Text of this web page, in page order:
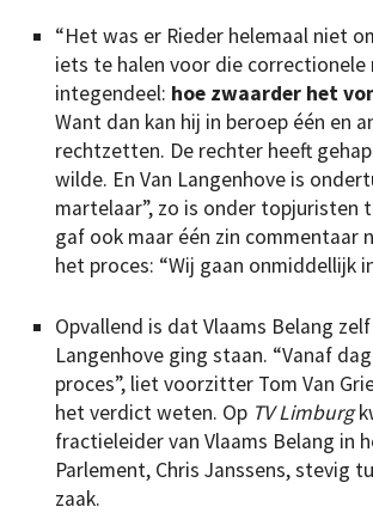
“Het was er Rieder helemaal niet
iets te halen voor die correctionele
integendeel: hoe zwaarder het
Want dan kan hij in beroep één en
rechtzetten. De rechter heeft
wilde. En Van Langenhove is
martelaar”, zo is onder topjuristen
gaf ook maar één zin commentaar
het proces: “Wij gaan onmiddellijk
Opvallend is dat Vlaams Belang
Langenhove ging staan. “Vanaf
proces”, liet voorzitter Tom Van
het verdict weten. Op TV Limburg
fractieleider van Vlaams Belang in
Parlement, Chris Janssens, stevig
zaak.